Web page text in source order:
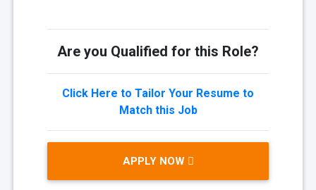
Are you Qualified for this Role?
Click Here to Tailor Your Resume to
Match this Job
APPLY NOW